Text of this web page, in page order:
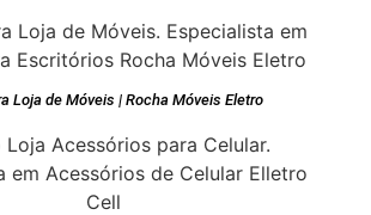
Loja de Móveis | Rocha Móveis Eletro